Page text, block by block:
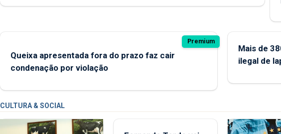
Premium
Queixa apresentada fora do prazo faz cair
condenação por violação
Mais de
ilegal de
CULTURA & SOCIAL